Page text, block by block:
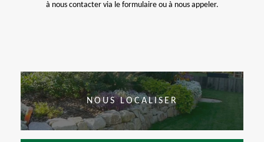
à nous contacter via le formulaire ou à nous appeler.
NOUS LOCALISER